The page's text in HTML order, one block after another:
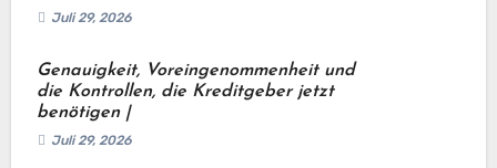
Juli 29, 2026
Genauigkeit, Voreingenommenheit und
die Kontrollen, die Kreditgeber jetzt
benötigen |
Juli 29, 2026